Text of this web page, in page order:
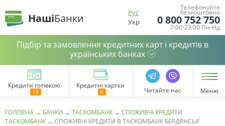
НашіБанки
Рус
Укр
Телефонуйте
безкоштовно
0 800 752 750
7:00-23:00 Пн-Нд
Підбір та замовлення кредитних карт і кредитів в
українських банках
Кредити готівкою Кредитні картки
Читайте нас Меню
ГОЛОВНА → БАНКИ → ТАСКОМБАНК → СПОЖИВЧІ КРЕДИТИ
ТАСКОМБАНК → СПОЖИВЧІ КРЕДИТИ В ТАСКОМБАНК БЕРДЯНСЬК